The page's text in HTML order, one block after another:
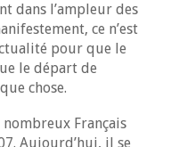
dans l’ampleur des
ce n’est
pour que le
le départ de
chose.
Français
Aujourd’hui, il se